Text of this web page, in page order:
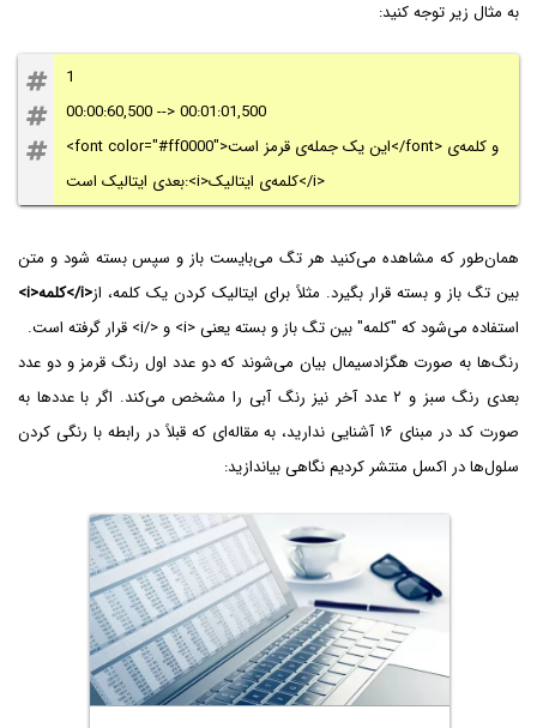
به مثال زیر توجه کنید:
1
00:00:60,500 --> 00:01:01,500
<font color="#ff0000">این یک جمله‌ی قرمز است</font> و کلمه‌ی
بعدی ایتالیک است:<i>کلمه‌ی ایتالیک</i>
همان‌طور که مشاهده می‌کنید هر تگ می‌بایست باز و سپس بسته شود و متن
بین تگ باز و بسته قرار بگیرد. مثلاً برای ایتالیک کردن یک کلمه، از<i>کلمه</i>
استفاده می‌شود که "کلمه" بین تگ باز و بسته یعنی <i> و </i> قرار گرفته است.
رنگ‌ها به صورت هگزادسیمال بیان می‌شوند که دو عدد اول رنگ قرمز و دو عدد
بعدی رنگ سبز و ۲ عدد آخر نیز رنگ آبی را مشخص می‌کند. اگر با عددها به
صورت کد در مبنای ۱۶ آشنایی ندارید، به مقاله‌ای که قبلاً در رابطه با رنگی کردن
سلول‌ها در اکسل منتشر کردیم نگاهی بیاندازید: